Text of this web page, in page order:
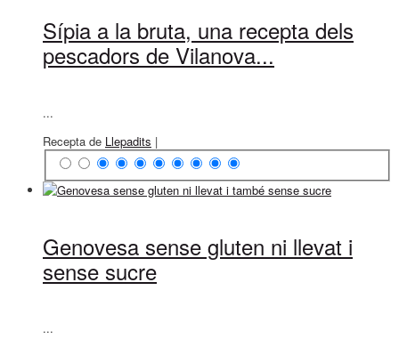
Sípia a la bruta, una recepta dels
pescadors de Vilanova...
...
Recepta de Llepadits |
Genovesa sense gluten ni llevat i
sense sucre
...